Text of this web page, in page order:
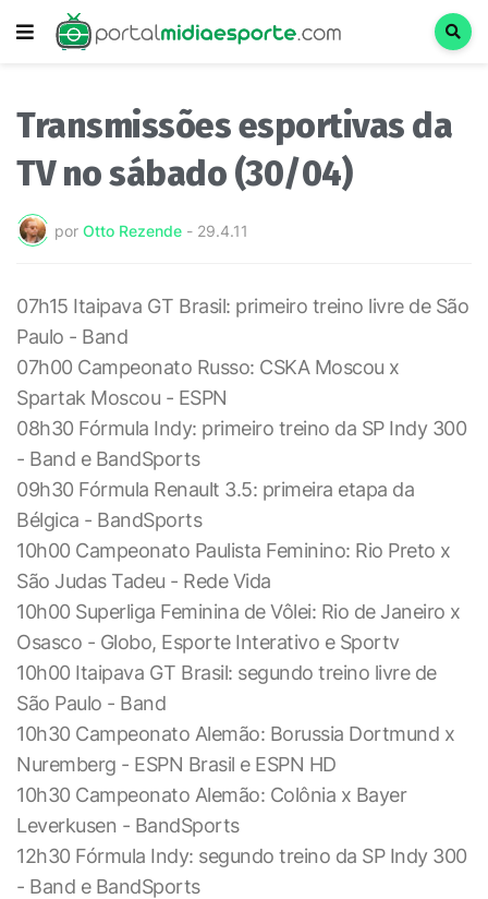
Transmissões esportivas da
TV no sábado (30/04)
por Otto Rezende - 29.4.11
07h15 Itaipava GT Brasil: primeiro treino livre de São
Paulo - Band
07h00 Campeonato Russo: CSKA Moscou x
Spartak Moscou - ESPN
08h30 Fórmula Indy: primeiro treino da SP Indy 300
- Band e BandSports
09h30 Fórmula Renault 3.5: primeira etapa da
Bélgica - BandSports
10h00 Campeonato Paulista Feminino: Rio Preto x
São Judas Tadeu - Rede Vida
10h00 Superliga Feminina de Vôlei: Rio de Janeiro x
Osasco - Globo, Esporte Interativo e Sportv
10h00 Itaipava GT Brasil: segundo treino livre de
São Paulo - Band
10h30 Campeonato Alemão: Borussia Dortmund x
Nuremberg - ESPN Brasil e ESPN HD
10h30 Campeonato Alemão: Colônia x Bayer
Leverkusen - BandSports
12h30 Fórmula Indy: segundo treino da SP Indy 300
- Band e BandSports